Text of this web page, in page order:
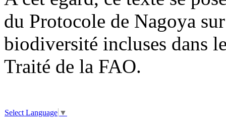
du Protocole de Nagoya
biodiversité incluses dans
Traité de la FAO.
Select Language ▼